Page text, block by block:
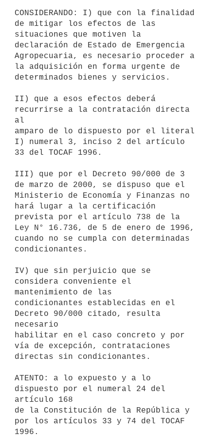
CONSIDERANDO: I) que con la finalidad
de mitigar los efectos de las
situaciones que motiven la
declaración de Estado de Emergencia
Agropecuaria, es necesario proceder a
la adquisición en forma urgente de
determinados bienes y servicios.
II) que a esos efectos deberá
recurrirse a la contratación directa
al
amparo de lo dispuesto por el literal
I) numeral 3, inciso 2 del artículo
33 del TOCAF 1996.
III) que por el Decreto 90/000 de 3
de marzo de 2000, se dispuso que el
Ministerio de Economía y Finanzas no
hará lugar a la certificación
prevista por el artículo 738 de la
Ley N° 16.736, de 5 de enero de 1996,
cuando no se cumpla con determinadas
condicionantes.
IV) que sin perjuicio que se
considera conveniente el
mantenimiento de las
condicionantes establecidas en el
Decreto 90/000 citado, resulta
necesario
habilitar en el caso concreto y por
vía de excepción, contrataciones
directas sin condicionantes.
ATENTO: a lo expuesto y a lo
dispuesto por el numeral 24 del
artículo 168
de la Constitución de la República y
por los artículos 33 y 74 del TOCAF
1996.